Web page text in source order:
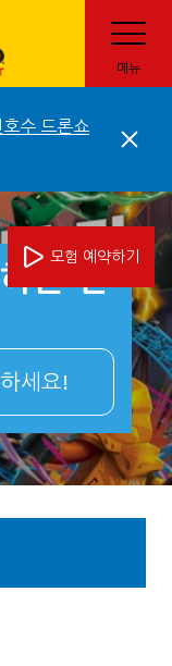
Toggle
메뉴
수 드론쇼
C
o
s
e
모험 예약하기
는 닌
세요!